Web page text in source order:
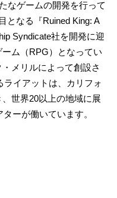
なゲームの開発を行って
となる『Ruined King: A
Syndicate社を開発に迎
ム（RPG）となってい
メリルによって創設さ
イアットは、カリフォ
世界20以上の地域に展
ーが働いています。